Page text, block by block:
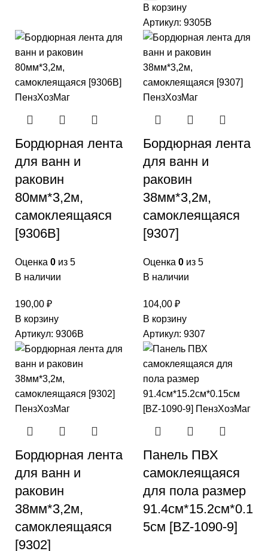
В корзину
Артикул: 9305B
Бордюрная лента
для ванн и
раковин
80мм*3,2м,
самоклеящаяся
[9306B]
Оценка 0 из 5
В наличии
190,00 ₽
В корзину
Артикул: 9306B
Бордюрная лента
для ванн и
раковин
38мм*3,2м,
самоклеящаяся
[9307]
Оценка 0 из 5
В наличии
104,00 ₽
В корзину
Артикул: 9307
Бордюрная лента
для ванн и
раковин
38мм*3,2м,
самоклеящаяся
[9302]
Панель ПВХ
самоклеящаяся
для пола размер
91.4см*15.2см*0.1
5см [BZ-1090-9]